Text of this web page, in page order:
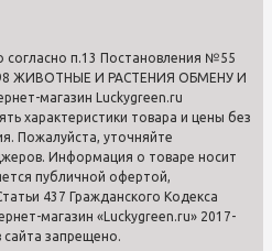
п.13 Постановления №55
ЖИВОТНЫЕ И РАСТЕНИЯ ОБМЕНУ И
магазин Luckygreen.ru
характеристики товара и цены без
Пожалуйста, уточняйте
Информация о товаре носит
публичной офертой,
437 Гражданского Кодекса
магазин «Luckygreen.ru» 2017-
запрещено.